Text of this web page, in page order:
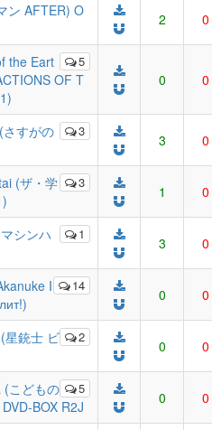
ン AFTER) O
2 0
5
the Eart
OF T
0 0
3
すがの
3 0
3
(ザ・学
1 0
1
シンハ
3 0
14
I
0 0
2
星銃士 ビ
0 0
5
(こどもの
BOX R2J
0 0